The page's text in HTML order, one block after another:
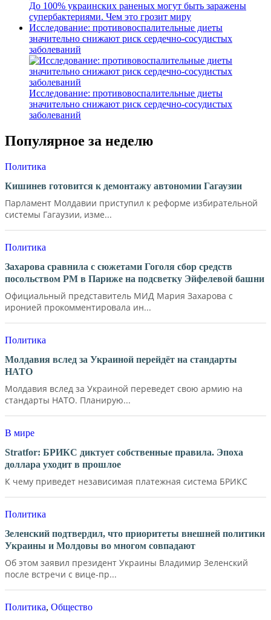
До 100% украинских раненых могут быть заражены
супербактериями. Чем это грозит миру
Исследование: противовоспалительные диеты
значительно снижают риск сердечно-сосудистых
заболеваний
Исследование: противовоспалительные диеты
значительно снижают риск сердечно-сосудистых
заболеваний
Популярное за неделю
Политика
Кишинев готовится к демонтажу автономии Гагаузии
Парламент Молдавии приступил к реформе избирательной
системы Гагаузии, изме...
Политика
Захарова сравнила с сюжетами Гоголя сбор средств
посольством РМ в Париже на подсветку Эйфелевой башни
Официальный представитель МИД Мария Захарова с
иронией прокомментировала ин...
Политика
Молдавия вслед за Украиной перейдёт на стандарты
НАТО
Молдавия вслед за Украиной переведет свою армию на
стандарты НАТО. Планирую...
В мире
Stratfor: БРИКС диктует собственные правила. Эпоха
доллара уходит в прошлое
К чему приведет независимая платежная система БРИКС
Политика
Зеленский подтвердил, что приоритеты внешней политики
Украины и Молдовы во многом совпадают
Об этом заявил президент Украины Владимир Зеленский
после встречи с вице-пр...
Политика, Общество